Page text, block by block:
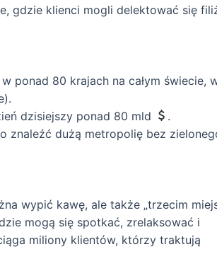
gdzie klienci mogli delektować się
ponad 80 krajach na całym świecie,
dzisiejszy ponad 80 mld
.
znaleźć dużą metropolię bez
wypić kawę, ale także „trzecim
mogą się spotkać, zrelaksować i
miliony klientów, którzy traktują